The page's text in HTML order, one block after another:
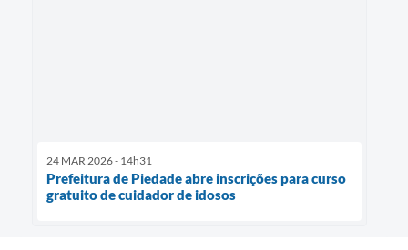
24 MAR 2026 - 14h31
Prefeitura de Piedade abre inscrições para curso
gratuito de cuidador de idosos